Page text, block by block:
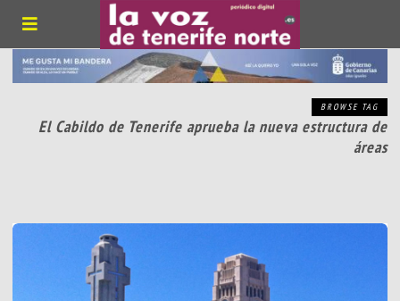
BROWSE TAG
El Cabildo de Tenerife aprueba la nueva estructura de
áreas